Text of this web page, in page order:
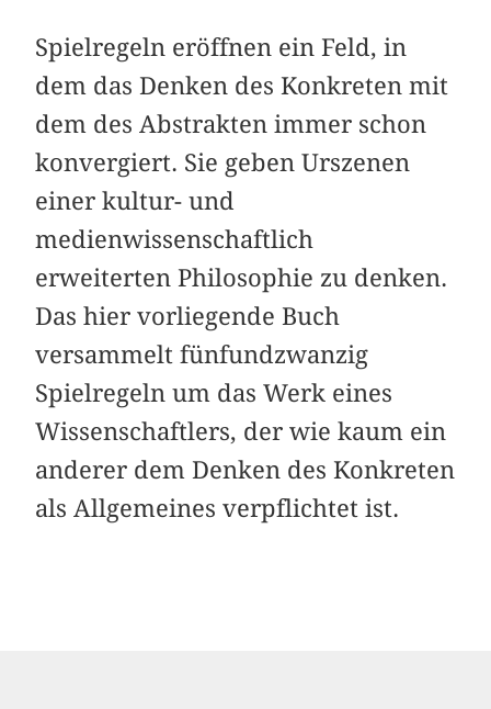
Spielregeln eröffnen ein Feld, in
dem das Denken des Konkreten mit
dem des Abstrakten immer schon
konvergiert. Sie geben Urszenen
einer kultur- und
medienwissenschaftlich
erweiterten Philosophie zu denken.
Das hier vorliegende Buch
versammelt fünfundzwanzig
Spielregeln um das Werk eines
Wissenschaftlers, der wie kaum ein
anderer dem Denken des Konkreten
als Allgemeines verpflichtet ist.